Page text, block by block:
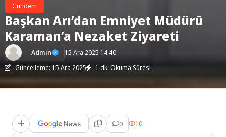
Gündem
Başkan Arı’dan Emniyet Müdürü
Karaman’a Nezaket Ziyareti
Admin
15 Ara 2025 14:40
Güncelleme: 15 Ara 2025
1 dk. Okuma Süresi
0 10